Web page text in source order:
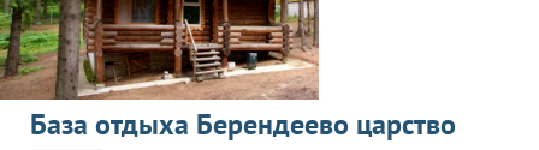
База отдыха Берендеево царство